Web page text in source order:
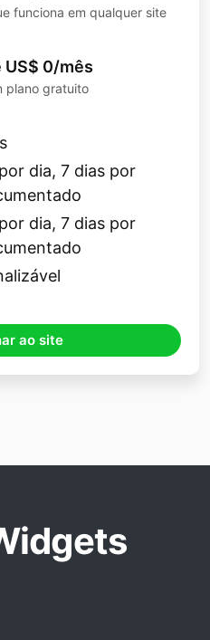
funciona em qualquer site
US$ 0/mês
plano gratuito
dia, 7 dias por
dia, 7 dias por
ao site